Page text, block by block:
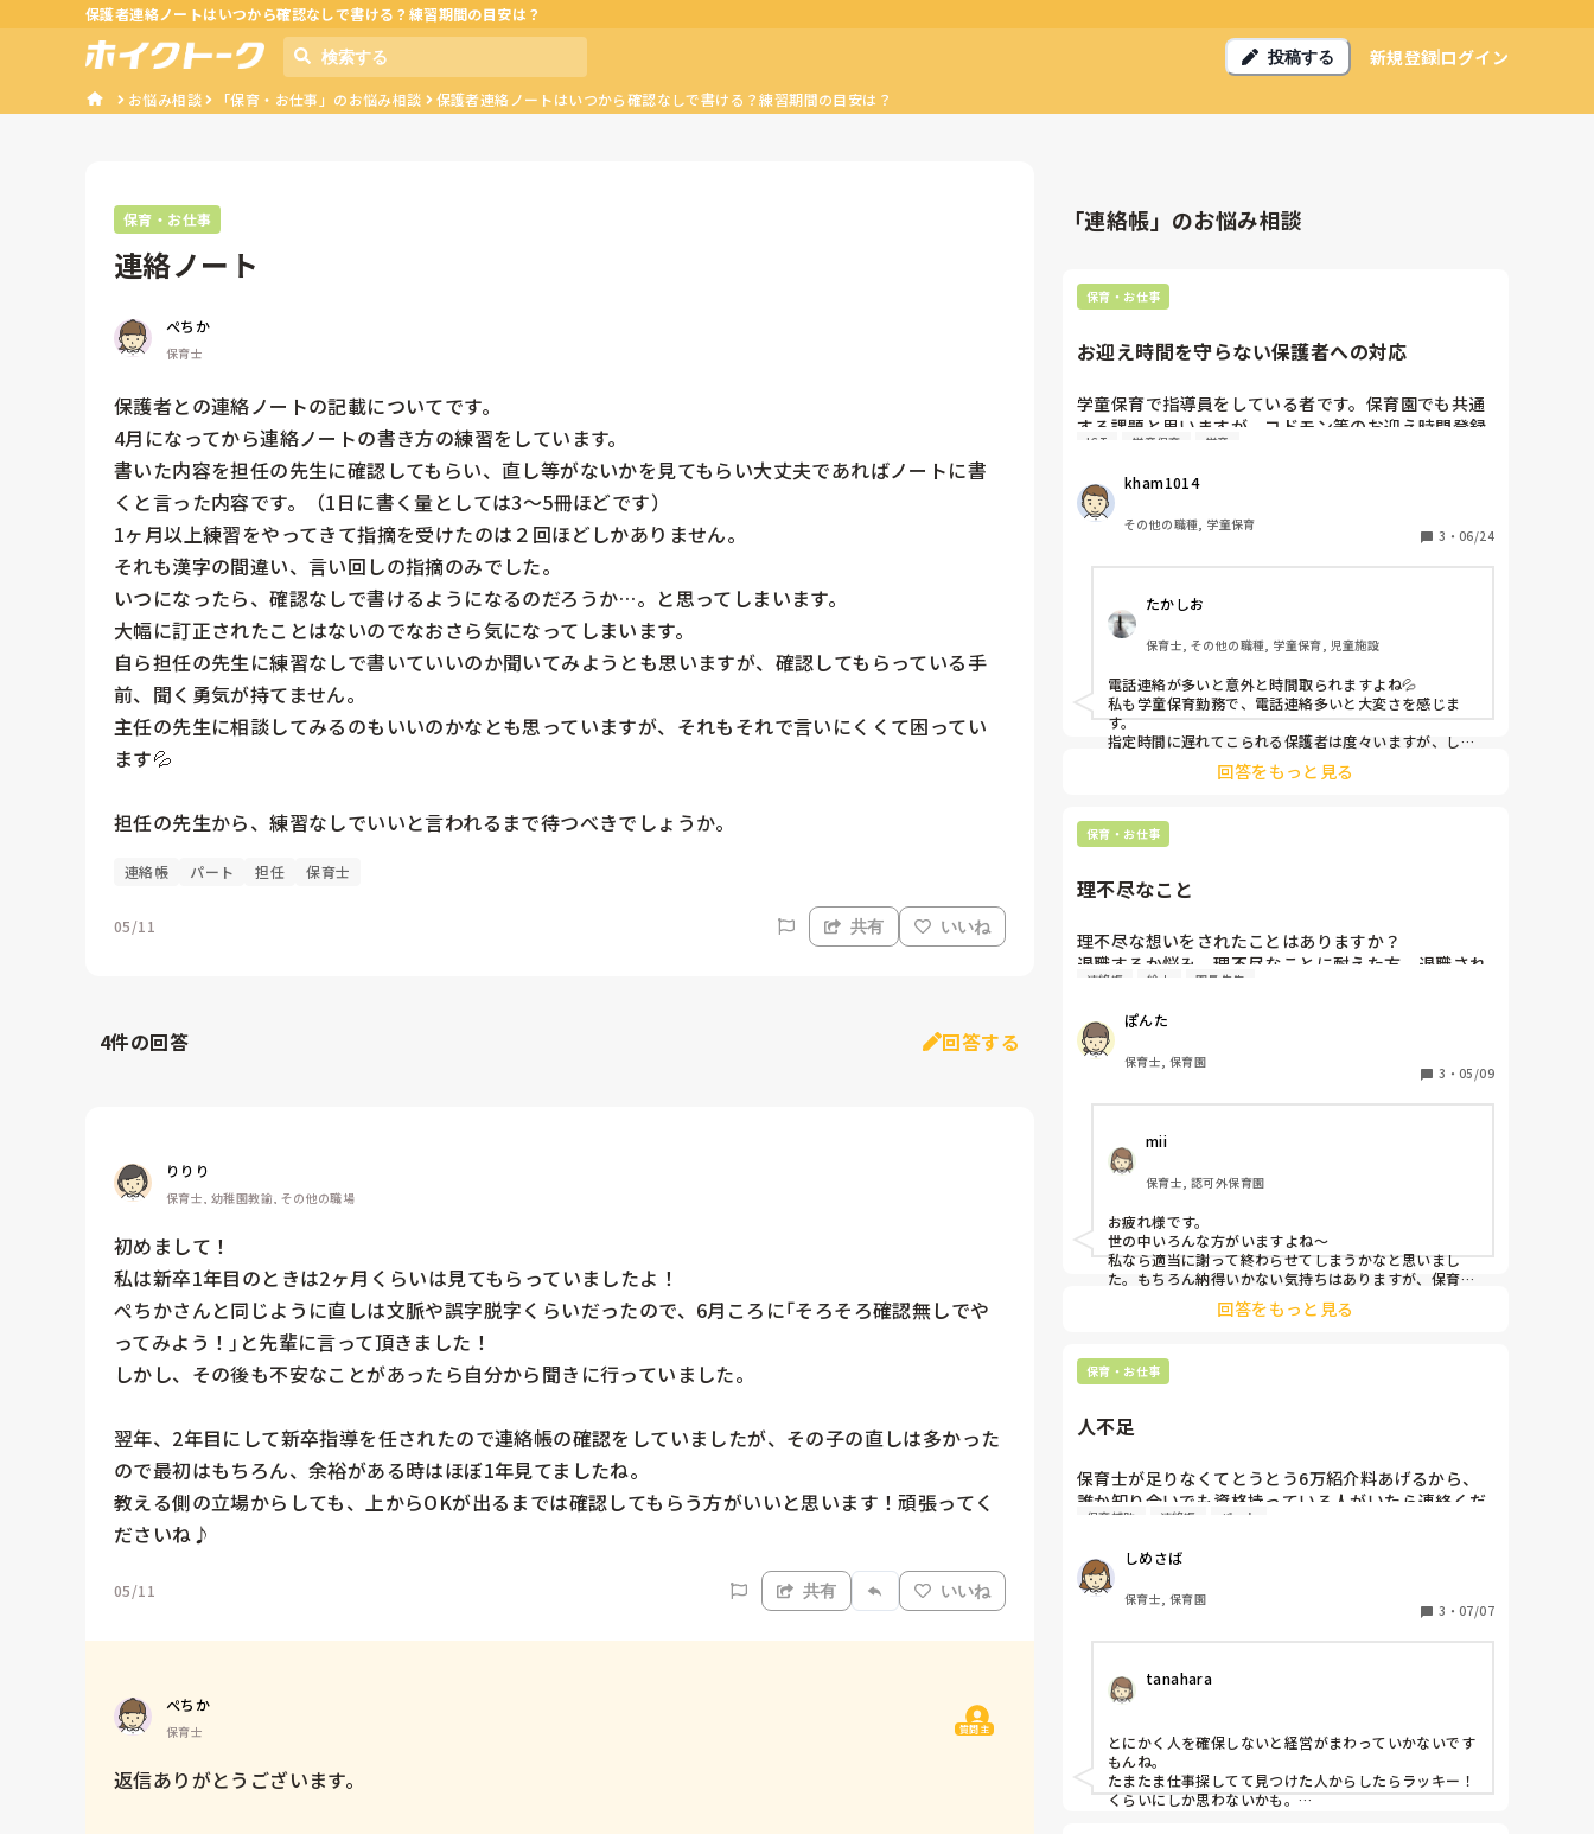
保護者連絡ノートはいつから確認なしで書ける？練習期間の目安は？
投稿する 新規登録ログイン
お悩み相談 「保育・お仕事」のお悩み相談 保護者連絡ノートはいつから確認なしで書ける？練習期間の目安は？
保育・お仕事
連絡ノート
ぺちか
保育士
保護者との連絡ノートの記載についてです。
4月になってから連絡ノートの書き方の練習をしています。
書いた内容を担任の先生に確認してもらい、直し等がないかを見てもらい大丈夫であればノートに書
くと言った内容です。（1日に書く量としては3〜5冊ほどです）
1ヶ月以上練習をやってきて指摘を受けたのは２回ほどしかありません。
それも漢字の間違い、言い回しの指摘のみでした。
いつになったら、確認なしで書けるようになるのだろうか…。と思ってしまいます。
大幅に訂正されたことはないのでなおさら気になってしまいます。
自ら担任の先生に練習なしで書いていいのか聞いてみようとも思いますが、確認してもらっている手
前、聞く勇気が持てません。
主任の先生に相談してみるのもいいのかなとも思っていますが、それもそれで言いにくくて困ってい
ます💦
担任の先生から、練習なしでいいと言われるまで待つべきでしょうか。
連絡帳 パート 担任 保育士
05/11 共有 いいね
4件の回答 回答する
りりり
保育士, 幼稚園教諭, その他の職場
初めまして！
私は新卒1年目のときは2ヶ月くらいは見てもらっていましたよ！
ぺちかさんと同じように直しは文脈や誤字脱字くらいだったので、6月ころに｢そろそろ確認無しでや
ってみよう！｣と先輩に言って頂きました！
しかし、その後も不安なことがあったら自分から聞きに行っていました。
翌年、2年目にして新卒指導を任されたので連絡帳の確認をしていましたが、その子の直しは多かった
ので最初はもちろん、余裕がある時はほぼ1年見てましたね。
教える側の立場からしても、上からOKが出るまでは確認してもらう方がいいと思います！頑張ってく
ださいね♪
05/11 共有 いいね
ぺちか
保育士 質問主
返信ありがとうございます。
「連絡帳」のお悩み相談
保育・お仕事
お迎え時間を守らない保護者への対応
学童保育で指導員をしている者です。保育園でも共通
する課題と思いますが、コドモン等のお迎え時間登録
システムに入っている情報と、実際に保護者がお迎え
せんでしょうか？
私の施設ではしょっちゅうで、16時にお迎えになって
いた子が、17時をすぎてもお迎えに来ないようなこと
があり、保護者への確認の電話連絡に毎日稼働を取ら
周知で促しているのですが、保護者に失礼のないよう
にお迎え時間の登録をきちんと守ってもらえるようう
まく伝えるノウハウなどあればご教示頂きたいです。
ICT 学童保育 学童
kham1014
その他の職種, 学童保育
3 ・ 06/24
たかしお
保育士, その他の職種, 学童保育, 児童施設
電話連絡が多いと意外と時間取られますよね💦
私も学童保育勤務で、電話連絡多いと大変さを感じま
す。
指定時間に遅れてこられる保護者は度々いますが、しょ
っちゅう過ぎる方は流石にいないですね💧
個人的にはあまりに多いのであれば直接時間は守ってい
例えば、何故遅れてしまうのか聞いてみるのはいかがで
しょうか？
理由次第で関わり方も変わるのかなーと思います…。
回答をもっと見る
保育・お仕事
理不尽なこと
理不尽な想いをされたことはありますか？
退職するか悩み、理不尽なことに耐えた方、退職され
た方、差し支えなければお話聞きたいです。
若い先生が、保護者の父親からデレデレされ、その母
親が嫉妬してクレームを入れています。そのことに対
して、園長は、嫌な想いをされているのは事実だから
一緒に謝ろうと言っています。
若い先生は、保育士としての対応をしているだけで
っているのに腹が立ちます。若い先生は、悪いことを
している訳ではないから、謝りたくないと言っていま
す。女性園長が、少しでも肩を持ってくれているなら
状況は、違うのだと思いますが。。周りは、自分を否
定されることになるので、謝りたくないと思っている
なら謝らなくていい、謝るのはおかしいと思っていま
す。
続けるなら謝る、謝らないなら退職という状況です。
今のクラスを持ち上がって卒園させたい想いもあり、
謝りたくないと。気持ちは良く分かります。でも自分
で選択しないといけない状況です。園長との話し合い
の時間を取ろうとしていますが、来客などがあり、保
護者（母親）のお迎えが先になってしまいそうな状況
います。、
連絡帳 絵本 園長先生
ぽんた
保育士, 保育園
3 ・ 05/09
mii
保育士, 認可外保育園
お疲れ様です。
世の中いろんな方がいますよね〜
私なら適当に謝って終わらせてしまうかなと思いまし
た。もちろん納得いかない気持ちはありますが、保育園
って嫌なうわさや評判ってめちゃくちゃ早く知れ渡って
しまうんですよね…怒った保護者に変なこと言われても
ですが、謝りはしても自分の気持ちははっきりお話させ
ていただきます。
メンタル的に無理ならきっぱり辞めてしまうのもひとつ
◜ᴗ◝ )
回答をもっと見る
保育・お仕事
人不足
保育士が足りなくてとうとう6万紹介料あげるから、
誰か知り合いでも資格持っている人がいたら連絡くだ
さいとか言ってます。
る人いるんだとびっくりしました。
人が足りない園はこんな感じなんでしょうか。
保育補助 連絡帳 パート
しめさば
保育士, 保育園
3 ・ 07/07
tanahara
とにかく人を確保しないと経営がまわっていかないです
もんね。
たまたま仕事探してて見つけた人からしたらラッキー！
くらいにしか思わないかも。